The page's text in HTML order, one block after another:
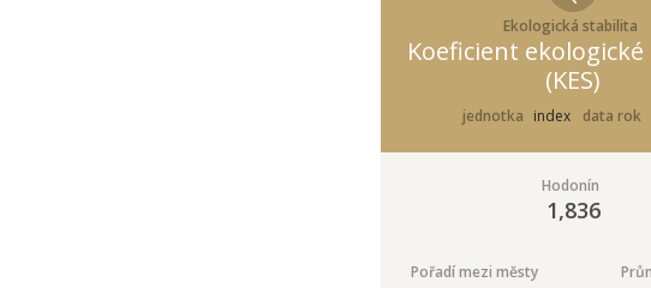
Ekologická stabilita
Koeficient
(KES)
jednotka index data rok
Hodonín
1,836
Pořadí mezi městy